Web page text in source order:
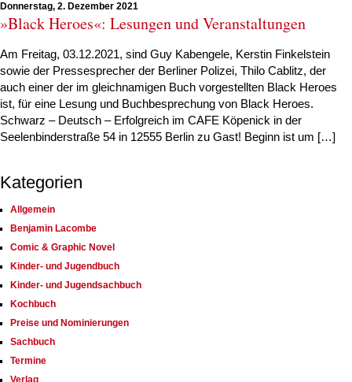
Donnerstag, 2. Dezember 2021
»Black Heroes«: Lesungen und Veranstaltungen
Am Freitag, 03.12.2021, sind Guy Kabengele, Kerstin Finkelstein
sowie der Pressesprecher der Berliner Polizei, Thilo Cablitz, der
auch einer der im gleichnamigen Buch vorgestellten Black Heroes
ist, für eine Lesung und Buchbesprechung von Black Heroes.
Schwarz – Deutsch – Erfolgreich im CAFE Köpenick in der
Seelenbinderstraße 54 in 12555 Berlin zu Gast! Beginn ist um […]
Kategorien
Allgemein
Benjamin Lacombe
Comic & Graphic Novel
Kinder- und Jugendbuch
Kinder- und Jugendsachbuch
Kochbuch
Preise und Nominierungen
Sachbuch
Termine
Verlag